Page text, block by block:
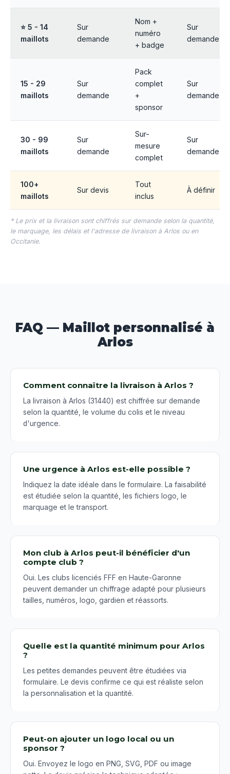
⭐ 5 - 14
maillots
Sur
demande
Nom +
numéro
+ badge
Sur
demande
15 - 29
maillots
Sur
demande
Pack
complet
+
sponsor
Sur
demande
30 - 99
maillots
Sur
demande
Sur-
mesure
complet
Sur
demande
100+
maillots
Sur devis
Tout
inclus
À définir
* Le prix et la livraison sont chiffrés sur demande selon la quantité,
le marquage, les délais et l'adresse de livraison à Arlos ou en
Occitanie.
FAQ — Maillot personnalisé à
Arlos
Comment connaître la livraison à Arlos ?
La livraison à Arlos (31440) est chiffrée sur demande
selon la quantité, le volume du colis et le niveau
d'urgence.
Une urgence à Arlos est-elle possible ?
Indiquez la date idéale dans le formulaire. La faisabilité
est étudiée selon la quantité, les fichiers logo, le
marquage et le transport.
Mon club à Arlos peut-il bénéficier d'un
compte club ?
Oui. Les clubs licenciés FFF en Haute-Garonne
peuvent demander un chiffrage adapté pour plusieurs
tailles, numéros, logo, gardien et réassorts.
Quelle est la quantité minimum pour Arlos
?
Les petites demandes peuvent être étudiées via
formulaire. Le devis confirme ce qui est réaliste selon
la personnalisation et la quantité.
Peut-on ajouter un logo local ou un
sponsor ?
Oui. Envoyez le logo en PNG, SVG, PDF ou image